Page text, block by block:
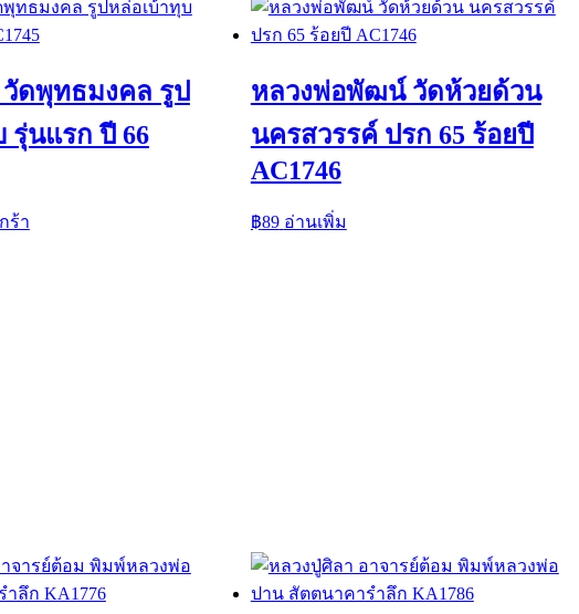
ดพุทธมงคล รูป
รุ่นแรก ปี 66
ร้า
หลวงพ่อพัฒน์ วัดห้วยด้วน
นครสวรรค์ ปรก 65 ร้อยปี
AC1746
฿89 อ่านเพิ่ม